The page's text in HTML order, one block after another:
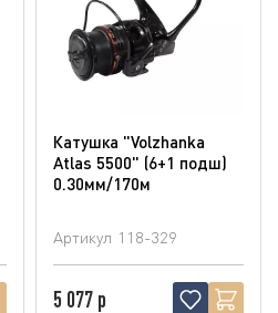
Катушка "Volzhanka
Atlas 5500" (6+1 подш)
0.30мм/170м
Артикул 118-329
5 077 р